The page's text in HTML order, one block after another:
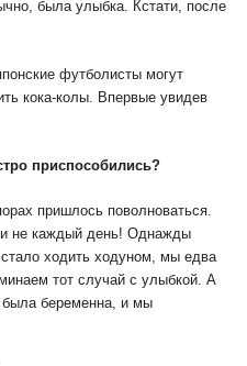
была улыбка. Кстати, после
футболисты могут
кока-колы. Впервые увидев
приспособились?
пришлось поволноваться.
не каждый день! Однажды
стало ходить ходуном, мы едва
тот случай с улыбкой. А
была беременна, и мы